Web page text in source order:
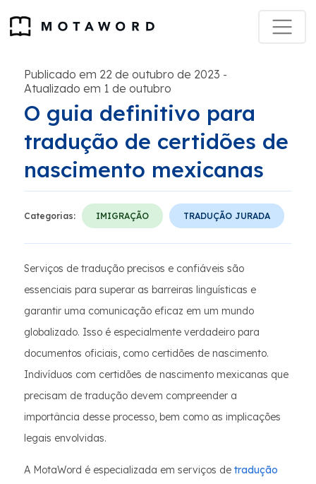
Publicado em 22 de outubro de 2023 -
Atualizado em 1 de outubro
O guia definitivo para
tradução de certidões de
nascimento mexicanas
Categorias: IMIGRAÇÃO TRADUÇÃO JURADA
Serviços de tradução precisos e confiáveis são
essenciais para superar as barreiras linguísticas e
garantir uma comunicação eficaz em um mundo
globalizado. Isso é especialmente verdadeiro para
documentos oficiais, como certidões de nascimento.
Indivíduos com certidões de nascimento mexicanas que
precisam de tradução devem compreender a
importância desse processo, bem como as implicações
legais envolvidas.
A MotaWord é especializada em serviços de tradução